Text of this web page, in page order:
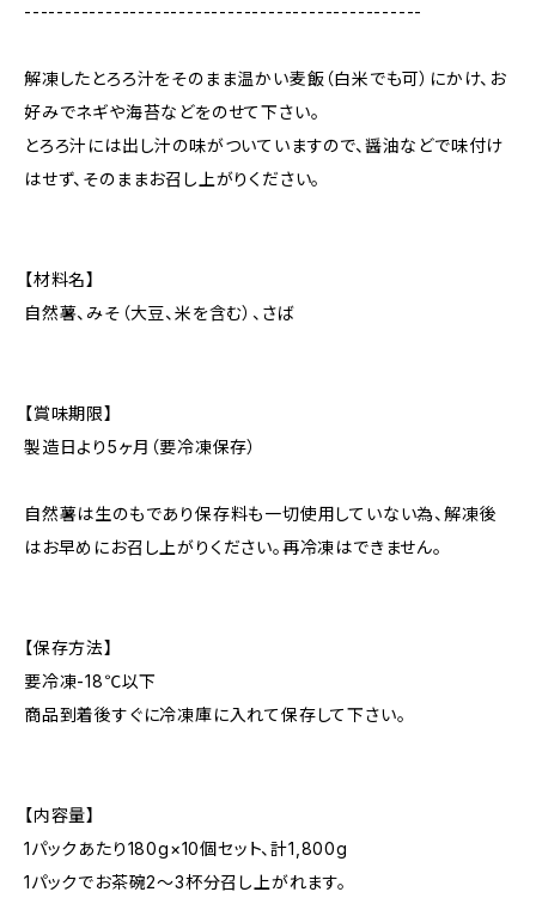
-------------------------------------------------
解凍したとろろ汁をそのまま温かい麦飯（白米でも可）にかけ、お
好みでネギや海苔などをのせて下さい。
とろろ汁には出し汁の味がついていますので、醤油などで味付け
はせず、そのままお召し上がりください。
【材料名】
自然薯、みそ（大豆、米を含む）、さば
【賞味期限】
製造日より5ヶ月（要冷凍保存）
自然薯は生のもであり保存料も一切使用していない為、解凍後
はお早めにお召し上がりください。再冷凍はできません。
【保存方法】
要冷凍-18℃以下
商品到着後すぐに冷凍庫に入れて保存して下さい。
【内容量】
1パックあたり180g×10個セット、計1,800g
1パックでお茶碗2～3杯分召し上がれます。